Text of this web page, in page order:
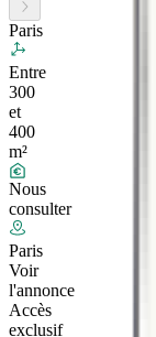
Paris
Entre
300
et
400
m²
Nous
consulter
Paris
Voir
l'annonce
Accès
exclusif